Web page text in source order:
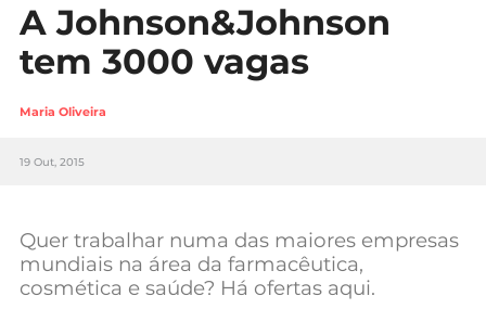
Carreira
Tecnologia
Negócios
A Johnson&Johnson
tem 3000 vagas
Maria Oliveira
19 Out, 2015
Quer trabalhar numa das maiores empresas
mundiais na área da farmacêutica,
cosmética e saúde? Há ofertas aqui.